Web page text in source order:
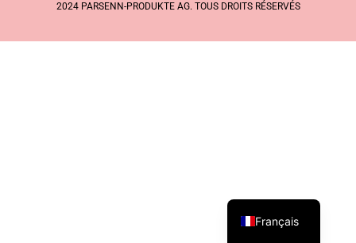
2024 PARSENN-PRODUKTE AG. TOUS DROITS RÉSERVÉS
Français